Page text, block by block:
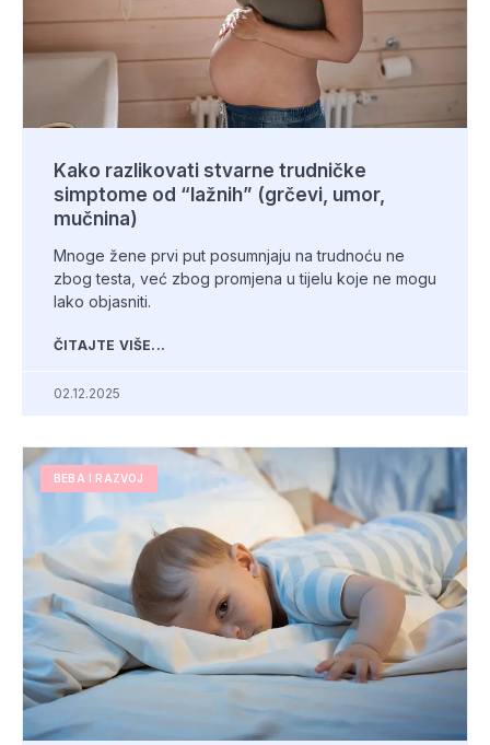
Kako razlikovati stvarne trudničke
simptome od “lažnih” (grčevi, umor,
mučnina)
Mnoge žene prvi put posumnjaju na trudnoću ne
zbog testa, već zbog promjena u tijelu koje ne mogu
lako objasniti.
ČITAJTE VIŠE...
02.12.2025
BEBA I RAZVOJ